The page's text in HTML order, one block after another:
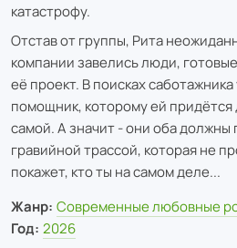
катастрофу.
Отстав от группы, Рита
компании завелись люди,
её проект. В поисках
помощник, которому ей придётся
самой. А значит - они оба должны
гравийной трассой, которая не
покажет, кто ты на самом деле...
Жанр: Современные любовные
Год: 2026